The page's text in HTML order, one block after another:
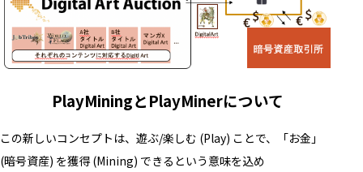
PlayMiningとPlayMinerについて
この新しいコンセプトは、遊ぶ/楽しむ (Play) ことで、「お金」
(暗号資産) を獲得 (Mining) できるという意味を込め